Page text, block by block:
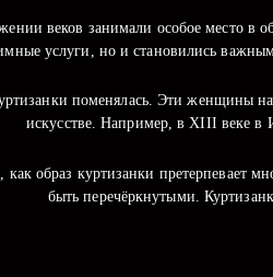
веков занимали особое место
услуги, но и становились
поменялась. Эти женщины
искусстве. Например, в XIII веке в
образ куртизанки претерпевает
быть перечёркнутыми.